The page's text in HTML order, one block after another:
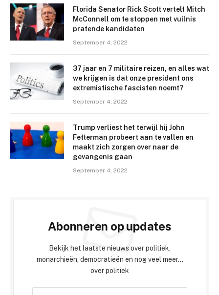
Florida Senator Rick Scott vertelt Mitch
McConnell om te stoppen met vuilnis
pratende kandidaten
September 4, 2022
37 jaar en 7 militaire reizen, en alles wat
we krijgen is dat onze president ons
extremistische fascisten noemt?
September 4, 2022
Trump verliest het terwijl hij John
Fetterman probeert aan te vallen en
maakt zich zorgen over naar de
gevangenis gaan
September 4, 2022
Abonneren op updates
Bekijk het laatste nieuws over politiek,
monarchieën, democratieën en nog veel meer...
over politiek